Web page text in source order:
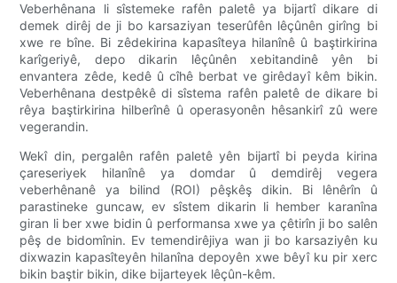
Veberhênana li sîstemeke rafên paletê ya bijartî dikare di
demek dirêj de ji bo karsaziyan teserûfên lêçûnên girîng bi
xwe re bîne. Bi zêdekirina kapasîteya hilanînê û baştirkirina
karîgeriyê, depo dikarin lêçûnên xebitandinê yên bi
envantera zêde, kedê û cîhê berbat ve girêdayî kêm bikin.
Veberhênana destpêkê di sîstema rafên paletê de dikare bi
rêya baştirkirina hilberînê û operasyonên hêsankirî zû were
vegerandin.
Wekî din, pergalên rafên paletê yên bijartî bi peyda kirina
çareseriyek hilanînê ya domdar û demdirêj vegera
veberhênanê ya bilind (ROI) pêşkêş dikin. Bi lênêrîn û
parastineke guncaw, ev sîstem dikarin li hember karanîna
giran li ber xwe bidin û performansa xwe ya çêtirîn ji bo salên
pêş de bidomînin. Ev temendirêjiya wan ji bo karsaziyên ku
dixwazin kapasîteyên hilanîna depoyên xwe bêyî ku pir xerc
bikin baştir bikin, dike bijarteyek lêçûn-kêm.